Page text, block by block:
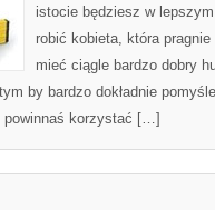
istocie będziesz w
robić kobieta, która
mieć ciągle bardzo dobry
by bardzo dokładnie
powinnaś korzystać […]